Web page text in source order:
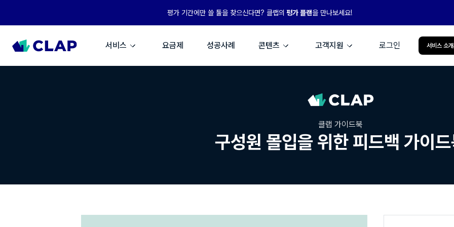
평가 기간에만 쓸 툴을 찾으신다면? 클랩의 평가 플랜을 만나보세요!
서비스 요금제 성공사례 콘텐츠 고객지원 로그인 서비스 소개
클랩 가이드북
구성원 몰입을 위한 피드백 가이